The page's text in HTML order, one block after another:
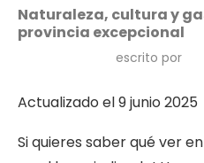
Naturaleza, cultura y
provincia excepcional
escrito por
Actualizado el 9 junio 2025
Si quieres saber qué ver